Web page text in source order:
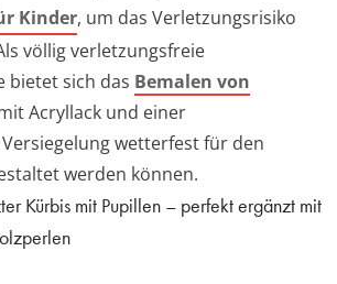
Kinder, um das Verletzungsrisiko
völlig verletzungsfreie
bietet sich das Bemalen von
Acryllack und einer
wetterfest für den
werden können.
Kürbis mit Pupillen – perfekt ergänzt mit